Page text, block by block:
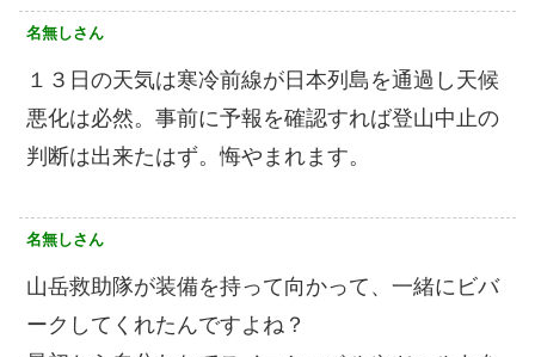
名無しさん
１３日の天気は寒冷前線が日本列島を通過し天候
悪化は必然。事前に予報を確認すれば登山中止の
判断は出来たはず。悔やまれます。
名無しさん
山岳救助隊が装備を持って向かって、一緒にビバ
ークしてくれたんですよね？